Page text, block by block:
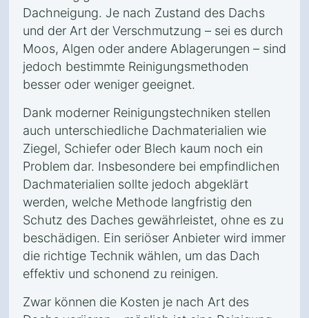
Dachneigung. Je nach Zustand des Dachs
und der Art der Verschmutzung – sei es durch
Moos, Algen oder andere Ablagerungen – sind
jedoch bestimmte Reinigungsmethoden
besser oder weniger geeignet.
Dank moderner Reinigungstechniken stellen
auch unterschiedliche Dachmaterialien wie
Ziegel, Schiefer oder Blech kaum noch ein
Problem dar. Insbesondere bei empfindlichen
Dachmaterialien sollte jedoch abgeklärt
werden, welche Methode langfristig den
Schutz des Daches gewährleistet, ohne es zu
beschädigen. Ein seriöser Anbieter wird immer
die richtige Technik wählen, um das Dach
effektiv und schonend zu reinigen.
Zwar können die Kosten je nach Art des